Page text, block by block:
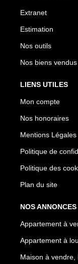
Extranet
Estimation
Nos outils
Nos biens vendus
LIENS UTILES
Mon compte
Nos honoraires
Mentions Légales
Politique de
Politique des
Plan du site
NOS ANNONCES
Appartement à
Appartement à
Maison à